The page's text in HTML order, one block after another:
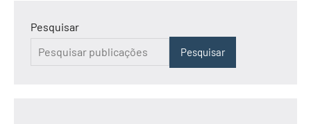
Pesquisar
Pesquisar